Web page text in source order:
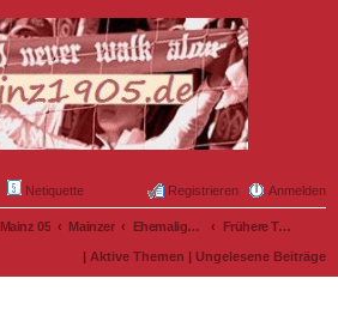
Netiquette Anmelden
Registrieren
Mainz 05 Mainzer Ehemalige Nullfünfer Frühere Trainer
| Aktive Themen | Ungelesene Beiträge